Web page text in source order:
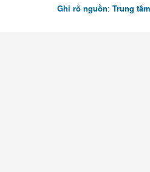
Ghi rõ nguồn: Trung